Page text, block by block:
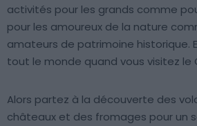
activités pour les grands comme
pour les amoureux de la nature
amateurs de patrimoine historique.
tout le monde quand vous visitez le
Alors partez à la découverte des
châteaux et des fromages pour un